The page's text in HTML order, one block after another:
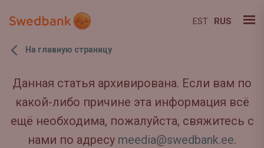
EST RUS
На главную страницу
Данная статья архивирована. Если вам по
какой-либо причине эта информация всё
ещё необходима, пожалуйста, свяжитесь с
нами по адресу meedia@swedbank.ee.